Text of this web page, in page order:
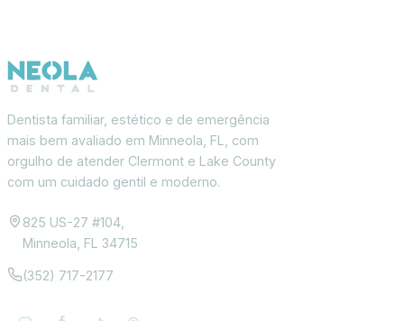
Dentista familiar, estético e de emergência
mais bem avaliado em Minneola, FL, com
orgulho de atender Clermont e Lake County
com um cuidado gentil e moderno.
825 US-27 #104,
Minneola, FL 34715
(352) 717-2177